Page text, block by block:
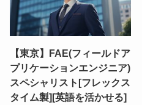
【東京】FAE(フィールドア
プリケーションエンジニア)
スペシャリスト[フレックス
タイム製][英語を活かせる]